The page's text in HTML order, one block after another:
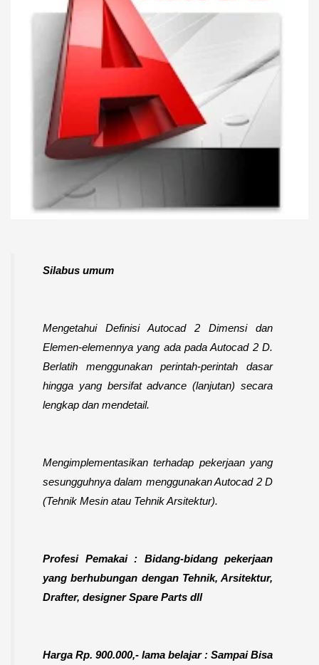
Silabus umum
Mengetahui Definisi Autocad 2 Dimensi dan
Elemen-elemennya yang ada pada Autocad 2 D.
Berlatih menggunakan perintah-perintah dasar
hingga yang bersifat advance (lanjutan) secara
lengkap dan mendetail.
Mengimplementasikan terhadap pekerjaan yang
sesungguhnya dalam menggunakan Autocad 2 D
(Tehnik Mesin atau Tehnik Arsitektur).
Profesi Pemakai : Bidang-bidang pekerjaan
yang berhubungan dengan Tehnik, Arsitektur,
Drafter, designer Spare Parts dll
Harga Rp. 900.000,- lama belajar : Sampai Bisa